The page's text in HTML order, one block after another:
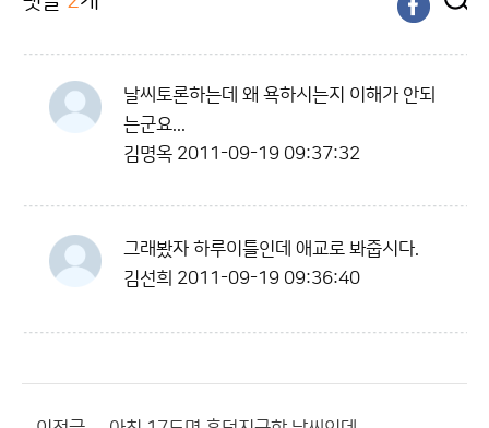
날씨토론하는데 왜 욕하시는지 이해가 안되
는군요...
김명옥 2011-09-19 09:37:32
그래봤자 하루이틀인데 애교로 봐줍시다.
김선희 2011-09-19 09:36:40